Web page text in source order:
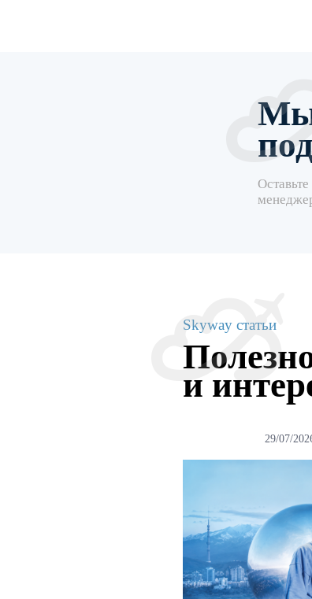
Мы
Skyway статьи
и
29/07/